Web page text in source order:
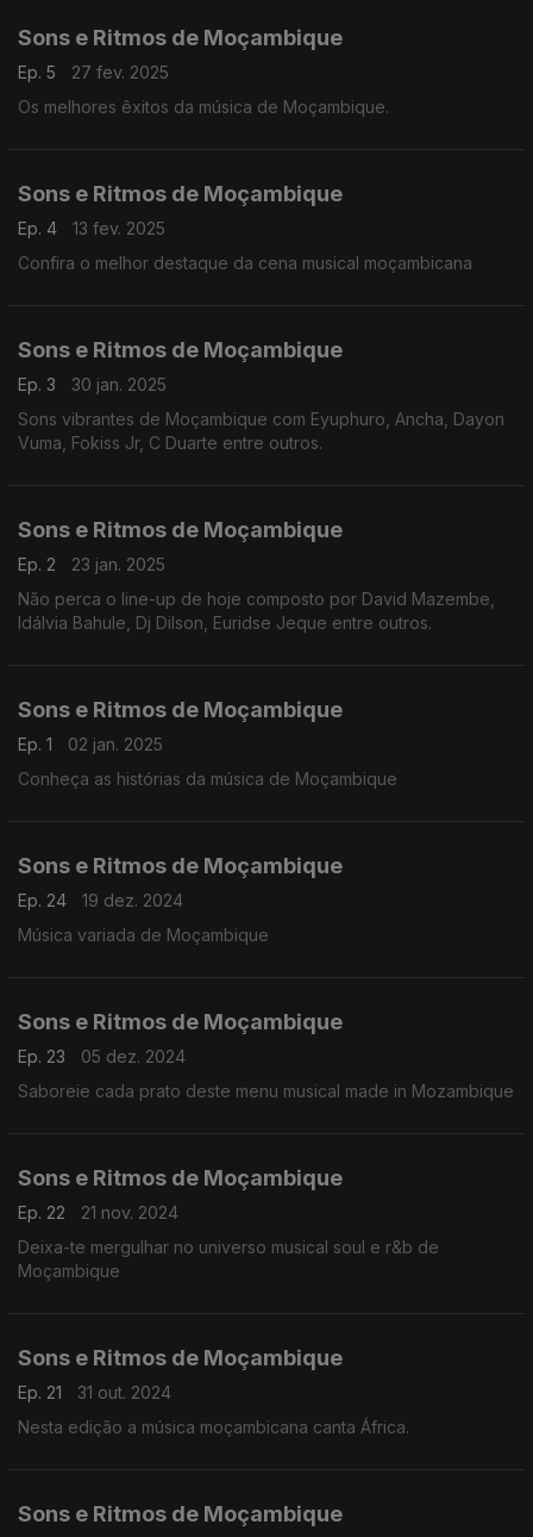
Sons e Ritmos de Moçambique
Ep. 5
27 fev. 2025
Os melhores êxitos da música de Moçambique.
Sons e Ritmos de Moçambique
Ep. 4
13 fev. 2025
Confira o melhor destaque da cena musical moçambicana
Sons e Ritmos de Moçambique
Ep. 3
30 jan. 2025
Sons vibrantes de Moçambique com Eyuphuro, Ancha, Dayon
Vuma, Fokiss Jr, C Duarte entre outros.
Sons e Ritmos de Moçambique
Ep. 2
23 jan. 2025
Não perca o line-up de hoje composto por David Mazembe,
Idálvia Bahule, Dj Dilson, Euridse Jeque entre outros.
Sons e Ritmos de Moçambique
Ep. 1
02 jan. 2025
Conheça as histórias da música de Moçambique
Sons e Ritmos de Moçambique
Ep. 24
19 dez. 2024
Música variada de Moçambique
Sons e Ritmos de Moçambique
Ep. 23
05 dez. 2024
Saboreie cada prato deste menu musical made in Mozambique
Sons e Ritmos de Moçambique
Ep. 22
21 nov. 2024
Deixa-te mergulhar no universo musical soul e r&b de
Moçambique
Sons e Ritmos de Moçambique
Ep. 21
31 out. 2024
Nesta edição a música moçambicana canta África.
Sons e Ritmos de Moçambique